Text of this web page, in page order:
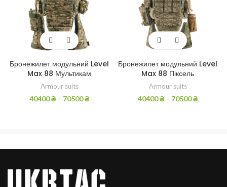
Бронежилет модульний Level
Max 88 Мультикам
Armour suits
40400₴ – 70500₴
Бронежилет модульний Level
Max 88 Піксель
Armour suits
40400₴ – 70500₴